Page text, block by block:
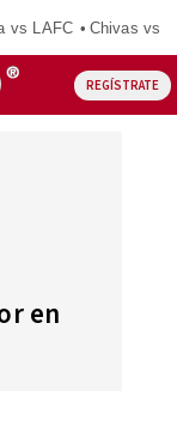
vs LAFC Chivas vs
REGÍSTRATE
en